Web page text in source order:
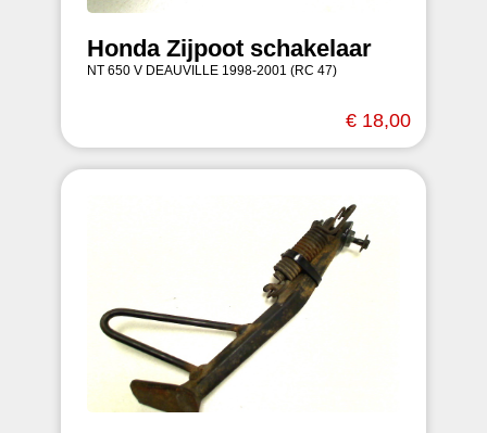
Honda Zijpoot schakelaar
NT 650 V DEAUVILLE 1998-2001 (RC 47)
€ 18,00